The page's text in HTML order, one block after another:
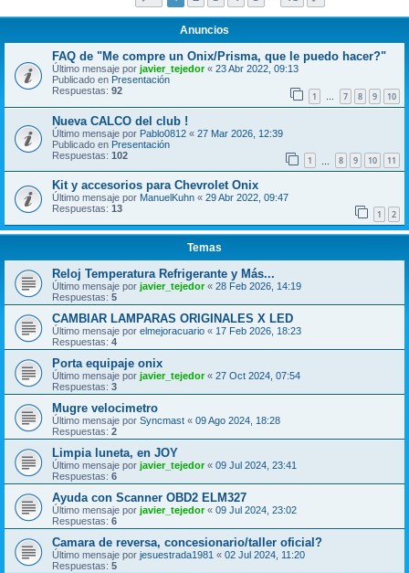
Anuncios
FAQ de "Me compre un Onix/Prisma, que le puedo hacer?"
Último mensaje por javier_tejedor« 23 Abr 2022, 09:13
Publicado en Presentación
Respuestas: 92 1 … 7 8 9 10
Nueva CALCO del club !
Último mensaje por Pablo0812 « 27 Mar 2026, 12:39
Publicado en Presentación
Respuestas: 102 1 8 9 10 11
Kit y accesorios para Chevrolet Onix
Último mensaje por ManuelKuhn « 29 Abr 2022, 09:47
Respuestas: 13 1 2
Temas
Reloj Temperatura Refrigerante y Más...
Último mensaje por javier_tejedor« 28 Feb 2026, 14:19
Respuestas: 5
CAMBIAR LAMPARAS ORIGINALES X LED
Último mensaje por elmejoracuario « 17 Feb 2026, 18:23
Respuestas: 4
Porta equipaje onix
Último mensaje por javier_tejedor« 27 Oct 2024, 07:54
Respuestas: 3
Mugre velocimetro
Último mensaje por Syncmast « 09 Ago 2024, 18:28
Respuestas: 2
Limpia luneta, en JOY
Último mensaje por javier_tejedor« 09 Jul 2024, 23:41
Respuestas: 6
Ayuda con Scanner OBD2 ELM327
Último mensaje por javier_tejedor« 09 Jul 2024, 23:02
Respuestas: 6
Camara de reversa, concesionario/taller oficial?
Último mensaje por jesuestrada1981 « 02 Jul 2024, 11:20
Respuestas: 5